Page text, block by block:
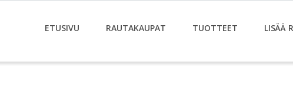
ETUSIVU RAUTAKAUPAT TUOTTEET LISÄÄ